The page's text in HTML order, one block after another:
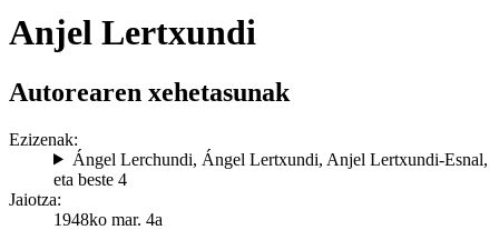
Anjel Lertxundi
Autorearen xehetasunak
Ezizenak:
Ángel Lerchundi, Ángel Lertxundi, Anjel Lertxundi-Esnal,
eta beste 4
Jaiotza:
1948ko mar. 4a